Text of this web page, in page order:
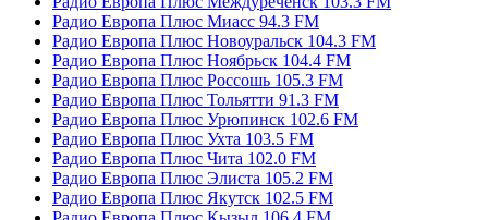
Радио Европа Плюс Миасс 94.3 FM
Радио Европа Плюс Новоуральск 104.3 FM
Радио Европа Плюс Ноябрьск 104.4 FM
Радио Европа Плюс Россошь 105.3 FM
Радио Европа Плюс Тольятти 91.3 FM
Радио Европа Плюс Урюпинск 102.6 FM
Радио Европа Плюс Ухта 103.5 FM
Радио Европа Плюс Чита 102.0 FM
Радио Европа Плюс Элиста 105.2 FM
Радио Европа Плюс Якутск 102.5 FM